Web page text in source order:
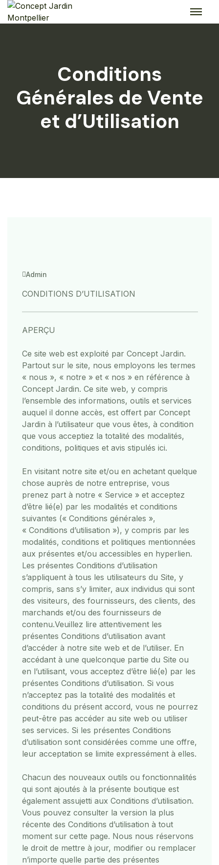
Skip
Conditions
Générales de Vente
et d’Utilisation
Admin
CONDITIONS D’UTILISATION
APERÇU
Ce site web est exploité par Concept Jardin.
Partout sur le site, nous employons les termes
« nous », « notre » et « nos » en référence à
Concept Jardin. Ce site web, y compris
l’ensemble des informations, outils et services
auquel il donne accès, est offert par Concept
Jardin à l’utilisateur que vous êtes, à condition
que vous acceptiez la totalité des modalités,
conditions, politiques et avis stipulés ici.
En visitant notre site et/ou en achetant quelque
chose auprès de notre entreprise, vous
prenez part à notre « Service » et acceptez
d’être lié(e) par les modalités et conditions
suivantes (« Conditions générales »,
« Conditions d’utilisation »), y compris par les
modalités, conditions et politiques mentionnées
aux présentes et/ou accessibles en hyperlien.
Les présentes Conditions d’utilisation
s’appliquent à tous les utilisateurs du Site, y
compris, sans s’y limiter, aux individus qui sont
des visiteurs, des fournisseurs, des clients, des
marchands et/ou des fournisseurs de
contenu.Veuillez lire attentivement les
présentes Conditions d’utilisation avant
d’accéder à notre site web et de l’utiliser. En
accédant à une quelconque partie du Site ou
en l’utilisant, vous acceptez d’être lié(e) par les
présentes Conditions d’utilisation. Si vous
n’acceptez pas la totalité des modalités et
conditions du présent accord, vous ne pourrez
peut-être pas accéder au site web ou utiliser
ses services. Si les présentes Conditions
d’utilisation sont considérées comme une offre,
leur acceptation se limite expressément à elles.
Chacun des nouveaux outils ou fonctionnalités
qui sont ajoutés à la présente boutique est
également assujetti aux Conditions d’utilisation.
Vous pouvez consulter la version la plus
récente des Conditions d’utilisation à tout
moment sur cette page. Nous nous réservons
le droit de mettre à jour, modifier ou remplacer
n’importe quelle partie des présentes